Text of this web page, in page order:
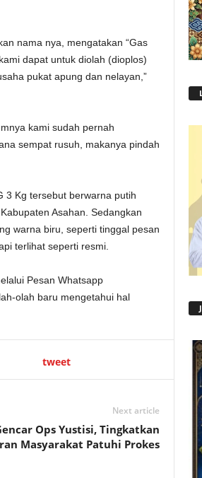
nama nya, mengatakan “Gas
dapat untuk diolah (dioplos)
pukat apung dan nelayan,”
kami sudah pernah
sempat rusuh, makanya pindah
3 Kg tersebut berwarna putih
Asahan. Sedangkan
warna biru, seperti tinggal pesan
terlihat seperti resmi.
Pesan Whatsapp
olah baru mengetahui hal
tweet
Next article
Ops Yustisi, Tingkatkan
Masyarakat Patuhi Prokes